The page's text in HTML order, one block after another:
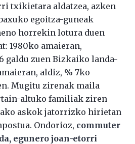
txikietara aldatzea, azken
egoitza-guneak
horrekin lotura duen
1980ko amaieran,
galdu zuen Bizkaiko landa-
aldiz, % 7ko
Mugitu zirenak maila
altuko familiak ziren
askok jatorrizko hirietan
Ondorioz, commuter
egunero joan-etorri